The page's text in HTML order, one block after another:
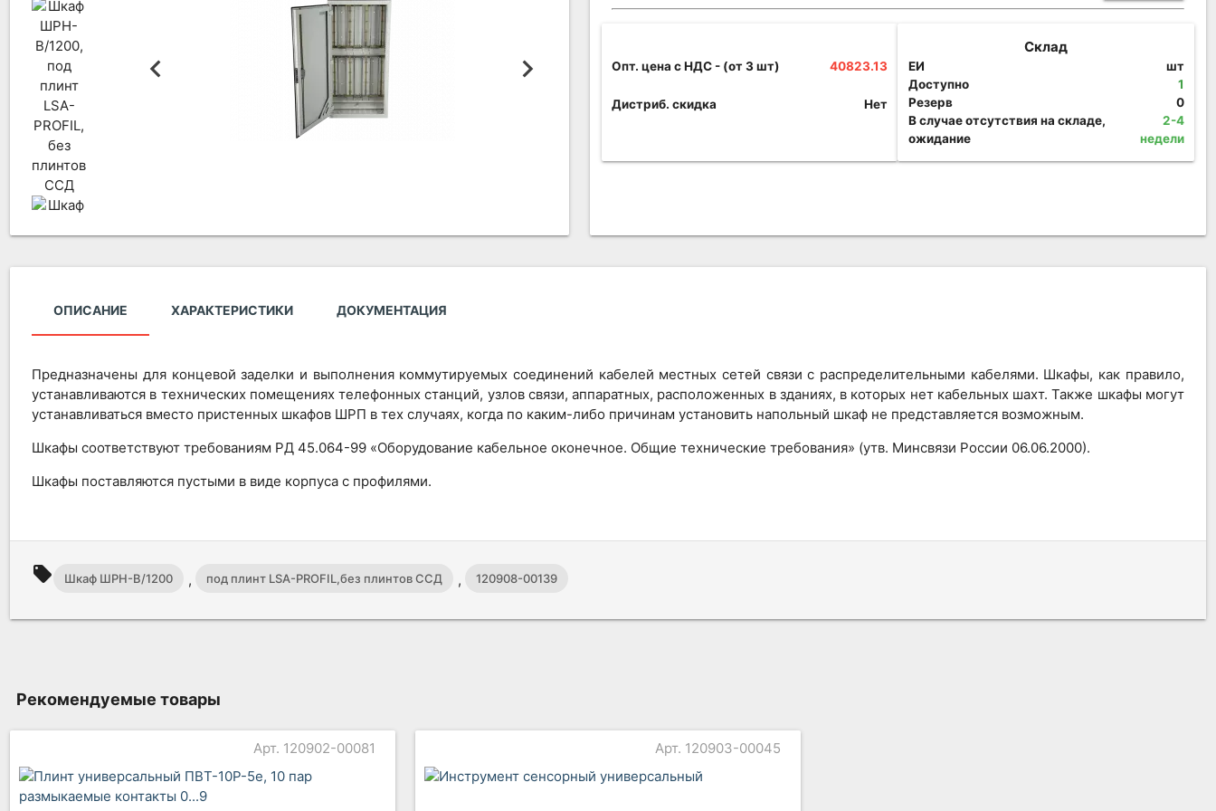
Опт. цена c НДС- (от 3 шт) 40823.13
Дистриб. скидка Нет
Склад
ЕИ
шт
Доступно
1
Резерв
0
В случае отсутствия на складе,
ожидание
2-4
недели
ОПИСАНИЕ ХАРАКТЕРИСТИКИ ДОКУМЕНТАЦИЯ
Предназначены для концевой заделки и выполнения коммутируемых соединений кабелей местных сетей связи с распределительными кабелями. Шкафы, как правило,
устанавливаются в технических помещениях телефонных станций, узлов связи, аппаратных, расположенных в зданиях, в которых нет кабельных шахт. Также шкафы могут
устанавливаться вместо пристенных шкафов ШРП в тех случаях, когда по каким-либо причинам установить напольный шкаф не представляется возможным.
Шкафы соответствуют требованиям РД 45.064-99 «Оборудование кабельное оконечное. Общие технические требования» (утв. Минсвязи России 06.06.2000).
Шкафы поставляются пустыми в виде корпуса с профилями.
local_offer Шкаф ШРН-В/1200 , под плинт LSA-PROFIL,без плинтов ССД , 120908-00139
Рекомендуемые товары
Арт. 120902-00081 Арт. 120903-00045